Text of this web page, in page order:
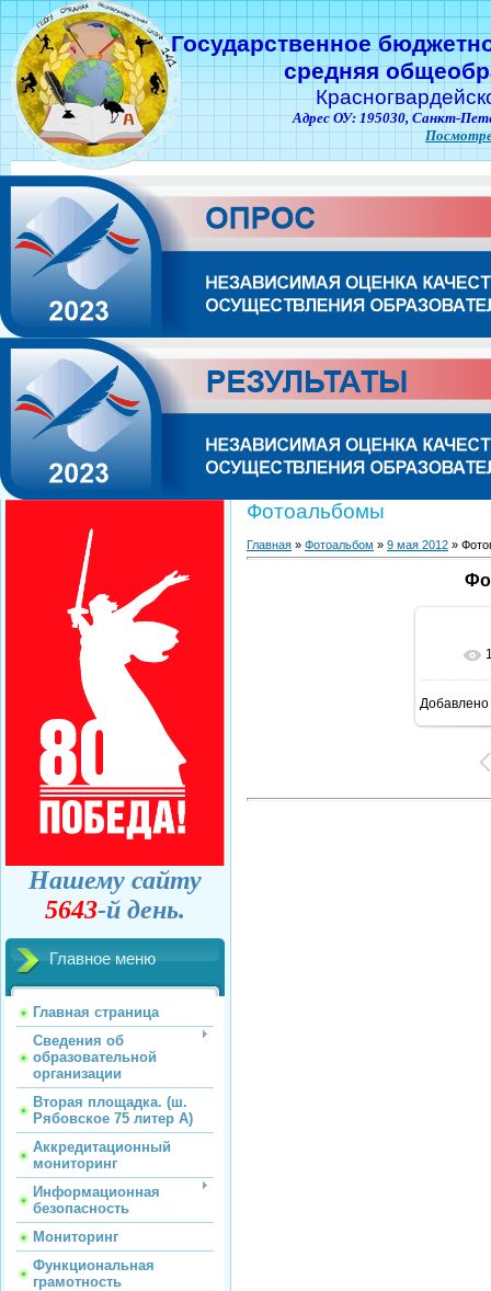
Государственное
средняя
Адрес ОУ: 195030, Санкт-
Нашему сайту
5643-й день.
Главное меню
Главная страница
Сведения об
образовательной
организации
Вторая площадка. (ш.
Рябовское 75 литер А)
Аккредитационный
мониторинг
Информационная
безопасность
Мониторинг
Функциональная
грамотность
Фотоальбомы
Главная » Фотоальбом » 9 мая 2012 »
Добавлено